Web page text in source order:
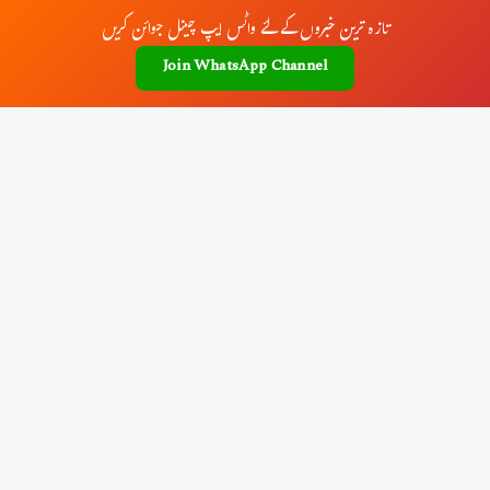
تازہ ترین خبروں کے لئے واٹس ایپ چینل جوائن کریں
Join WhatsApp Channel